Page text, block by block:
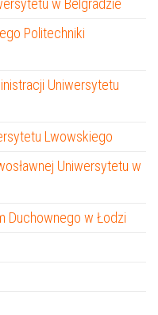
w Belgradzie
Politechniki
Uniwersytetu
Lwowskiego
Uniwersytetu w
Duchownego w Łodzi